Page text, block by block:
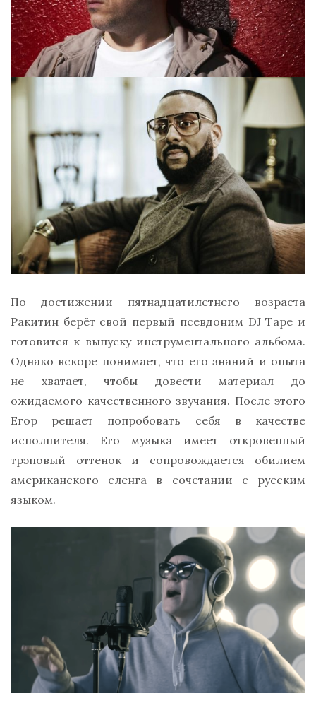
По достижении пятнадцатилетнего возраста
Ракитин берёт свой первый псевдоним DJ Tape и
готовится к выпуску инструментального альбома.
Однако вскоре понимает, что его знаний и опыта
не хватает, чтобы довести материал до
ожидаемого качественного звучания. После этого
Егор решает попробовать себя в качестве
исполнителя. Его музыка имеет откровенный
трэповый оттенок и сопровождается обилием
американского сленга в сочетании с русским
языком.